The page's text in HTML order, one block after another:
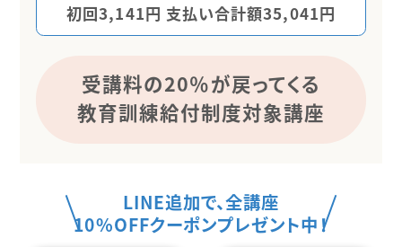
初回3,141円 支払い合計額35,041円
受講料の20％が戻ってくる
教育訓練給付制度対象講座
LINE追加で、全講座
10%OFFクーポンプレゼント中！